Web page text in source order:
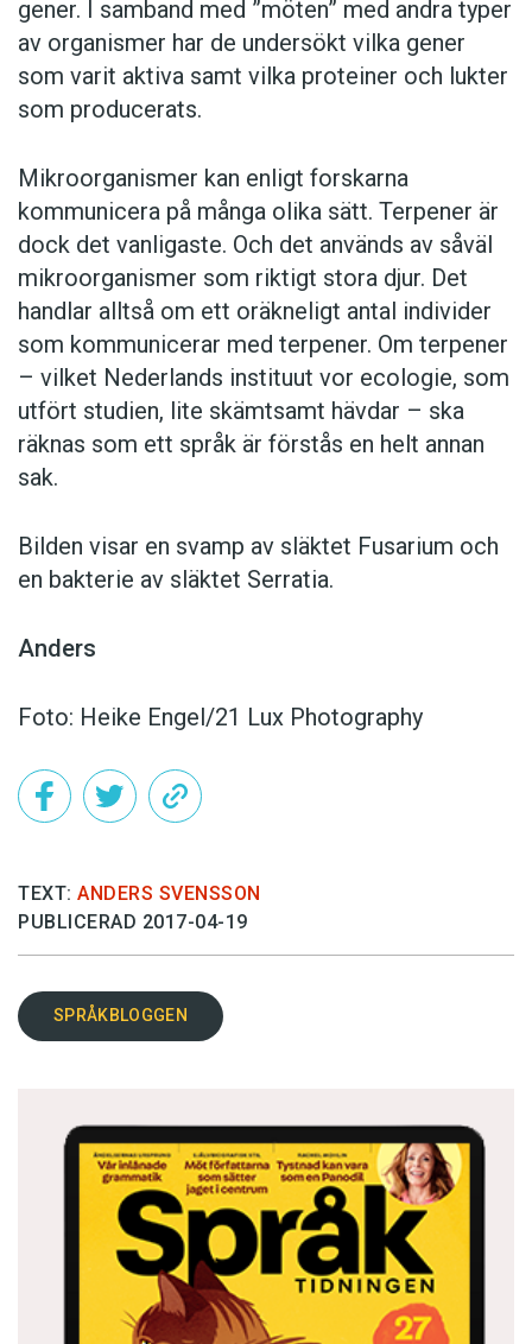
gener. I samband med ”möten” med andra typer
av organismer har de undersökt vilka gener
som varit aktiva samt vilka proteiner och lukter
som producerats.
Mikroorganismer kan enligt forskarna
kommunicera på många olika sätt. Terpener är
dock det vanligaste. Och det används av såväl
mikroorganismer som riktigt stora djur. Det
handlar alltså om ett oräkneligt antal individer
som kommunicerar med terpener. Om terpener
– vilket Nederlands instituut vor ecologie, som
utfört studien, lite skämtsamt hävdar – ska
räknas som ett språk är förstås en helt annan
sak.
Bilden visar en svamp av släktet Fusarium och
en bakterie av släktet Serratia.
Anders
Foto: Heike Engel/21 Lux Photography
TEXT: ANDERS SVENSSON
PUBLICERAD 2017-04-19
SPRÅKBLOGGEN